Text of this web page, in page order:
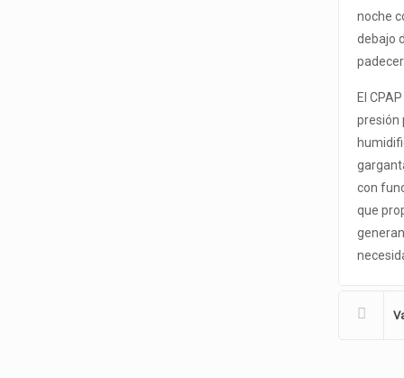
noche
debajo
El
presión
con
que